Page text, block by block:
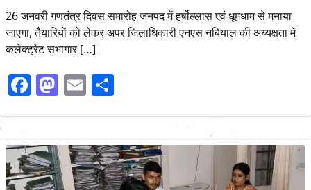
26 जनवरी गणतंत्र दिवस समारोह जनपद में हर्षोल्लास एवं धूमधाम से मनाया
जाएगा, तैयारियों को लेकर अपर जिलाधिकारी एनएस नबियाल की अध्यक्षता में
कलेक्ट्रेट सभागार […]
Facebook
Mastodon
Email